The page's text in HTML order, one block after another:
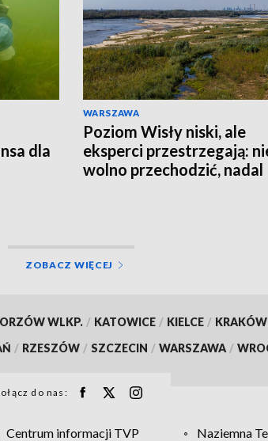
dla
WARSZAWA
Poziom Wisły niski, ale
eksperci przestrzegają:
wolno przechodzić, nadal
ZOBACZ WIĘCEJ
WLKP. / KATOWICE / KIELCE / KRAKÓW
/ RZESZÓW / SZCZECIN / WARSZAWA /
do nas:
Centrum informacji TVP Naziemna